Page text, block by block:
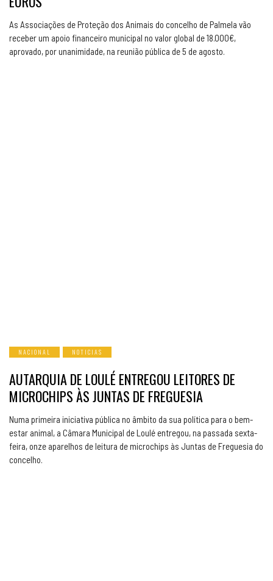
As Associações de Proteção dos Animais do concelho de Palmela vão
receber um apoio financeiro municipal no valor global de 18.000€,
aprovado, por unanimidade, na reunião pública de 5 de agosto.
NACIONAL NOTICIAS
AUTARQUIA DE LOULÉ ENTREGOU LEITORES DE
MICROCHIPS ÀS JUNTAS DE FREGUESIA
Numa primeira iniciativa pública no âmbito da sua política para o bem-
estar animal, a Câmara Municipal de Loulé entregou, na passada sexta-
feira, onze aparelhos de leitura de microchips às Juntas de Freguesia do
concelho.